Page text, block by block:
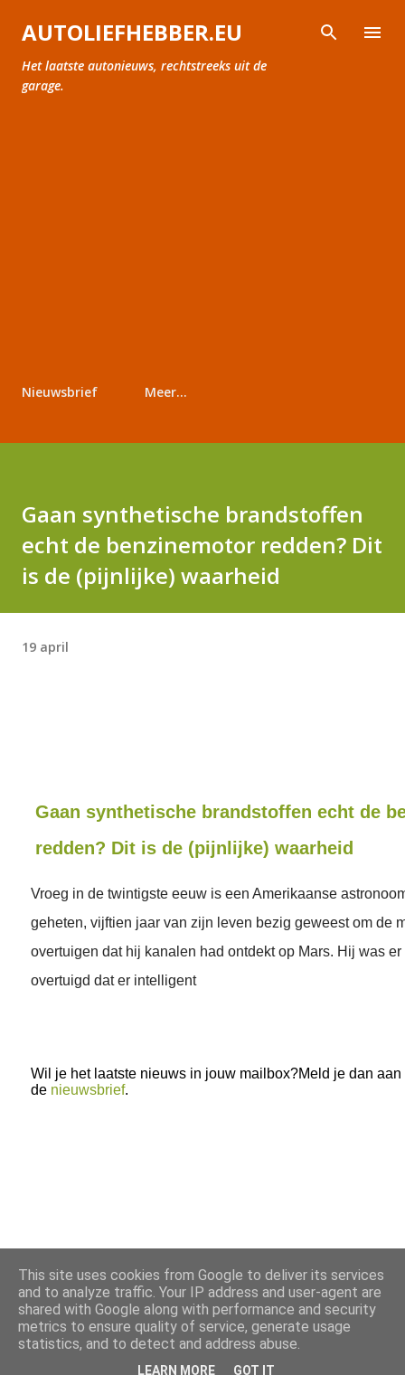
Doorgaan naar hoofdcontent
AUTOLIEFHEBBER.EU
Het laatste autonieuws, rechtstreeks uit de
garage.
Nieuwsbrief Meer…
Gaan synthetische brandstoffen
echt de benzinemotor redden? Dit
is de (pijnlijke) waarheid
19 april
Gaan synthetische brandstoffen echt de
redden? Dit is de (pijnlijke) waarheid
Vroeg in de twintigste eeuw is een Amerikaanse
geheten, vijftien jaar van zijn leven bezig geweest om de
overtuigen dat hij kanalen had ontdekt op Mars. Hij was er
overtuigd dat er intelligent
Wil je het laatste nieuws in jouw mailbox?Meld je dan aan
de nieuwsbrief.
This site uses cookies from Google to deliver its services
and to analyze traffic. Your IP address and user-agent are
shared with Google along with performance and security
metrics to ensure quality of service, generate usage
statistics, and to detect and address abuse.
LEARN MORE GOT IT